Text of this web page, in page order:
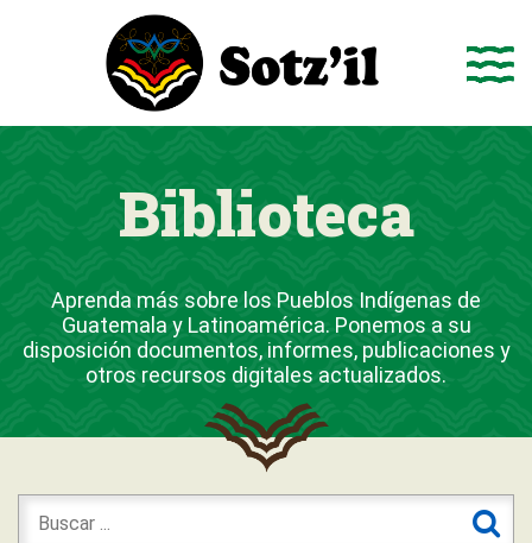
Biblioteca
Aprenda más sobre los Pueblos Indígenas de
Guatemala y Latinoamérica. Ponemos a su
disposición documentos, informes, publicaciones y
otros recursos digitales actualizados.